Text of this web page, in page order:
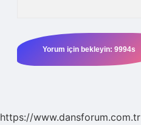
https://www.dansforum.com.tr